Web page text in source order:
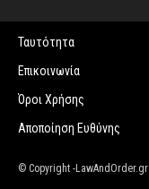
Ταυτότητα
Επικοινωνία
Όροι Χρήσης
Αποποίηση Ευθύνης
© Copyright -LawAndOrder.gr